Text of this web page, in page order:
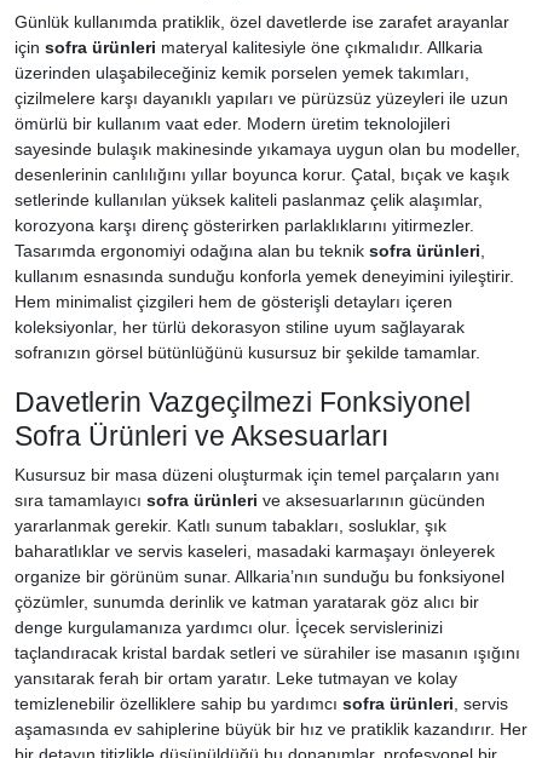
Günlük kullanımda pratiklik, özel davetlerde ise zarafet arayanlar
için sofra ürünleri materyal kalitesiyle öne çıkmalıdır. Allkaria
üzerinden ulaşabileceğiniz kemik porselen yemek takımları,
çizilmelere karşı dayanıklı yapıları ve pürüzsüz yüzeyleri ile uzun
ömürlü bir kullanım vaat eder. Modern üretim teknolojileri
sayesinde bulaşık makinesinde yıkamaya uygun olan bu modeller,
desenlerinin canlılığını yıllar boyunca korur. Çatal, bıçak ve kaşık
setlerinde kullanılan yüksek kaliteli paslanmaz çelik alaşımlar,
korozyona karşı direnç gösterirken parlaklıklarını yitirmezler.
Tasarımda ergonomiyi odağına alan bu teknik sofra ürünleri
kullanım esnasında sunduğu konforla yemek deneyimini iyileştirir.
Hem minimalist çizgileri hem de gösterişli detayları içeren
koleksiyonlar, her türlü dekorasyon stiline uyum sağlayarak
sofranızın görsel bütünlüğünü kusursuz bir şekilde tamamlar.
Davetlerin Vazgeçilmezi Fonksiyonel
Sofra Ürünleri ve Aksesuarları
Kusursuz bir masa düzeni oluşturmak için temel parçaların yanı
sıra tamamlayıcı sofra ürünleri ve aksesuarlarının gücünden
yararlanmak gerekir. Katlı sunum tabakları, sosluklar, şık
baharatlıklar ve servis kaseleri, masadaki karmaşayı önleyerek
organize bir görünüm sunar. Allkaria’nın sunduğu bu fonksiyonel
çözümler, sunumda derinlik ve katman yaratarak göz alıcı bir
denge kurgulamanıza yardımcı olur. İçecek servislerinizi
taçlandıracak kristal bardak setleri ve sürahiler ise masanın ışığını
yansıtarak ferah bir ortam yaratır. Leke tutmayan ve kolay
temizlenebilir özelliklere sahip bu yardımcı sofra ürünleri , servis
aşamasında ev sahiplerine büyük bir hız ve pratiklik kazandırır. Her